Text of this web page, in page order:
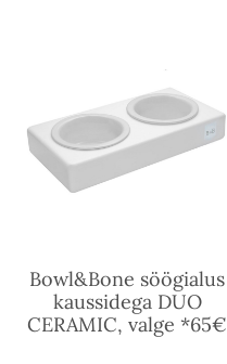
Bowl&Bone söögialus
kaussidega DUO
CERAMIC, valge *65€